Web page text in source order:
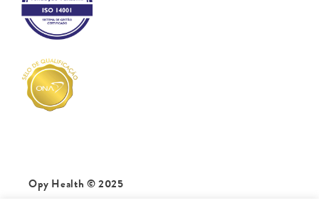
Opy Health © 2025